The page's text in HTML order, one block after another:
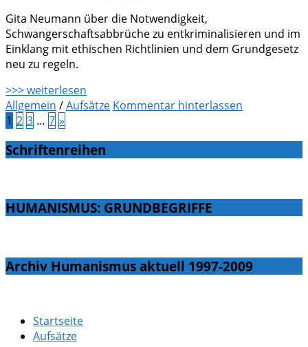
Gita Neumann über die Notwendigkeit,
Schwangerschaftsabbrüche zu entkriminalisieren und im
Einklang mit ethischen Richtlinien und dem Grundgesetz
neu zu regeln.
>>> weiterlesen
Allgemein /Aufsätze Kommentar hinterlassen
1 2 3 … 7 »
Schriftenreihen
HUMANISMUS: GRUNDBEGRIFFE
Archiv Humanismus aktuell 1997-2009
Startseite
Aufsätze